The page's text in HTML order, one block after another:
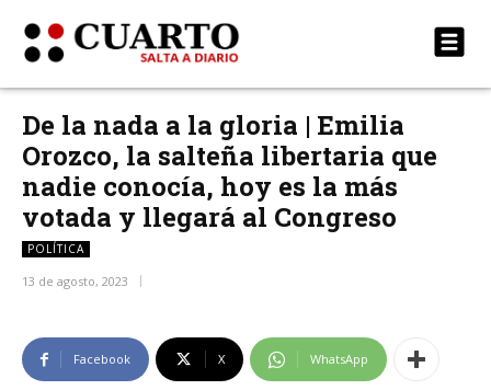
De la nada a la gloria | Emilia
Orozco, la salteña libertaria que
nadie conocía, hoy es la más
votada y llegará al Congreso
POLÍTICA
13 de agosto, 2023
Facebook X WhatsApp